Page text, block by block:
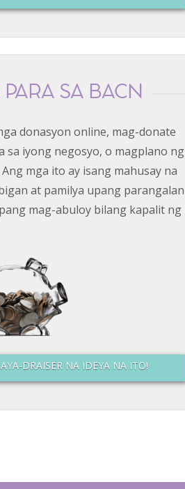
SA BACN
donasyon online, mag-donate
sa iyong negosyo, o magplano ng
mga ito ay isang mahusay na
at pamilya upang parangalan
mag-abuloy bilang kapalit ng
DRAISER NA IDEYA NA ITO!